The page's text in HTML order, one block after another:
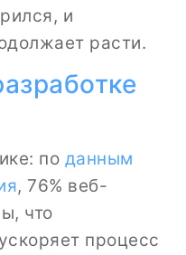
и
расти.
по данным
, 76% веб-
что
процесс